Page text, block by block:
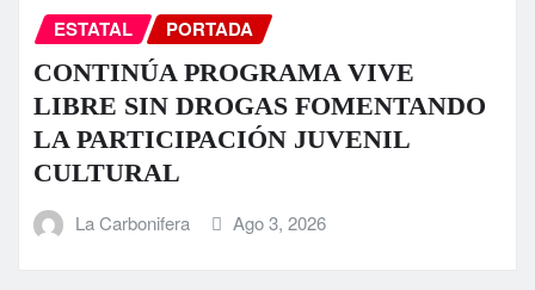
ESTATAL PORTADA
CONTINÚA PROGRAMA VIVE
LIBRE SIN DROGAS FOMENTANDO
LA PARTICIPACIÓN JUVENIL
CULTURAL
La Carbonifera Ago 3, 2026